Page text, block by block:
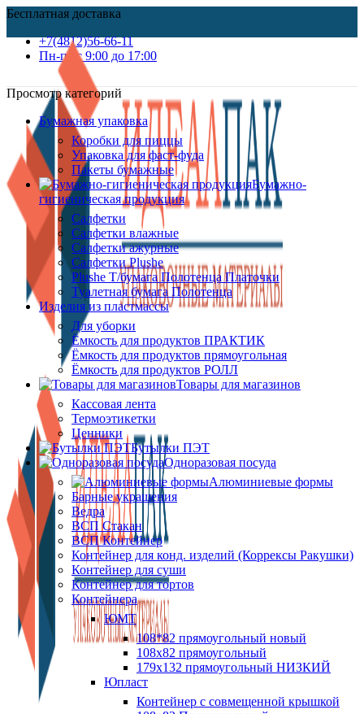
Бесплатная доставка
+7(4812)56-66-11
Пн-пт c 9:00 до 17:00
Просмотр категорий
Бумажная упаковка
Коробки для пиццы
Упаковка для фаст-фуда
Пакеты бумажные
Бумажно-
гигиеническая продукция
Салфетки
Салфетки влажные
Салфетки ажурные
Салфетки Plushe
Plushe Т/бумага Полотенца Платочки
Туалетная бумага Полотенца
Изделия из пластмассы
Для уборки
Ёмкость для продуктов ПРАКТИК
Ёмкость для продуктов прямоугольная
Ёмкость для продуктов РОЛЛ
Товары для магазинов
Кассовая лента
Термоэтикетки
Ценники
Бутылки ПЭТ
Одноразовая посуда
Алюминиевые формы
Барные украшения
Ведра
ВСП Стакан
ВСП Контейнер
Контейнер для конд. изделий (Коррексы Ракушки)
Контейнер для суши
Контейнер для тортов
Контейнера
ЮМТ
108*82 прямоугольный новый
108х82 прямоугольный
179х132 прямоугольный НИЗКИЙ
Юпласт
Контейнер с совмещенной крышкой